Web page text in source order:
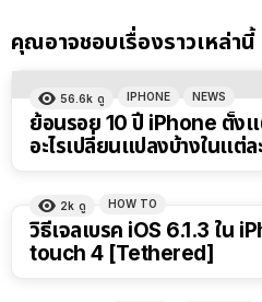
คุณอาจชอบเรื่องราวเหล่านี้
56.6k ดู IPHONE NEWS
ย้อนรอย 10 ปี iPhone ตั้ง
อะไรเปลี่ยนแปลงบ้างในแต่ล
2k ดู HOW TO
วิธีเจลเบรค iOS 6.1.3 ใน
touch 4 [Tethered]